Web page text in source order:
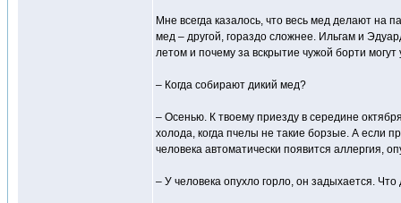
Мне всегда казалось, что весь мед делают на
мед – другой, гораздо сложнее. Ильгам и
летом и почему за вскрытие чужой борти могут
– Когда собирают дикий мед?
– Осенью. К твоему приезду в середине
холода, когда пчелы не такие борзые. А если
человека автоматически появится аллергия,
– У человека опухло горло, он задыхается. Что